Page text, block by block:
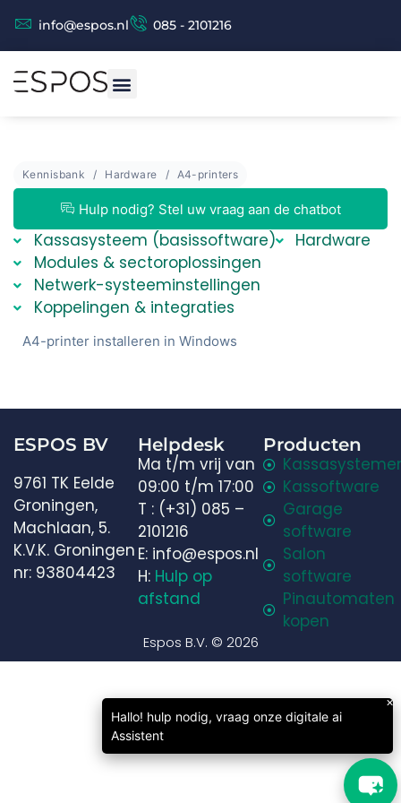
info@espos.nl 085 - 2101216
Kennisbank Hardware A4-printers
Hulp nodig? Stel uw vraag aan de chatbot
Kassasysteem (basissoftware)
Hardware
Modules & sectoroplossingen
Netwerk-systeeminstellingen
Koppelingen & integraties
A4-printer installeren in Windows
ESPOS BV
9761 TK Eelde
Groningen,
Machlaan, 5.
K.V.K. Groningen
nr: 93804423
Helpdesk
Ma t/m vrij van
09:00 t/m 17:00
T : (+31) 085 –
2101216
E: info@espos.nl
H: Hulp op
afstand
Producten
Kassoftware
Garage
software
Salon
software
Pinautomaten
kopen
Espos B.V. © 2026
Espos Chat (beta versie)
Welkom in onze chat!
Laten we beginnen. Voer je e-mailadres in om met
ons te chatten.
Hallo! hulp nodig, vraag onze digitale ai
Assistent
×